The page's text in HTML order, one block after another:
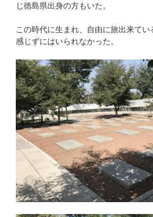
じ徳島県出身の方もいた。
この時代に生まれ、自由に旅出来てい
感じずにはいられなかった。